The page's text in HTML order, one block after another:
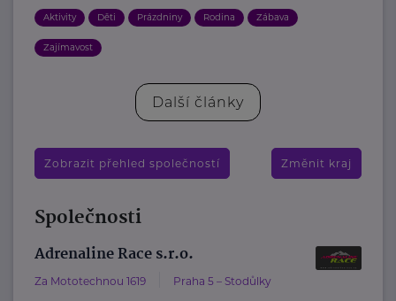
Aktivity Děti Prázdniny Rodina Zábava
Zajímavost
Další články
Zobrazit přehled společností Změnit kraj
Společnosti
Adrenaline Race s.r.o.
Za Mototechnou 1619 Praha 5 – Stodůlky